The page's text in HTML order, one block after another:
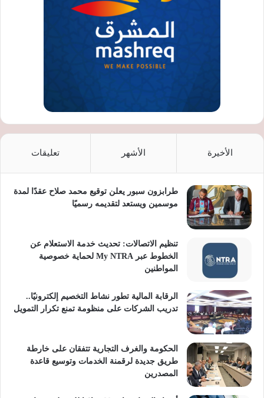
الأخيرة الأشهر تعليقات
طرابزون سبور يعلن توقيع محمد صلاح عقدًا لمدة
موسمين ويستعد لتقديمه رسميًا
تنظيم الاتصالات: تحديث خدمة الاستعلام عن
الخطوط عبر My NTRA لحماية خصوصية
المواطنين
الرقابة المالية تطور نشاط التخصيم إلكترونيًا..
تدريب الشركات على منظومة تمنع تكرار التمويل
الحكومة والغرف التجارية تتفقان على خارطة
طريق جديدة لرقمنة الخدمات وتوسيع قاعدة
المصدرين